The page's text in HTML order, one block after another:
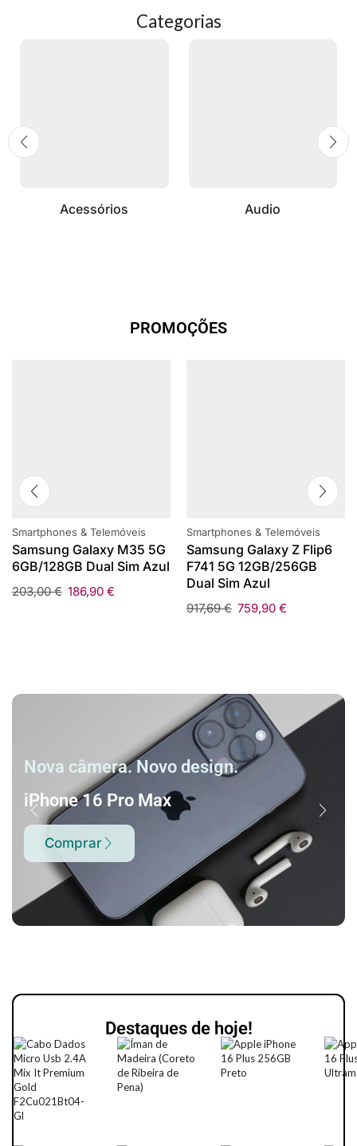
Categorias
Acessórios Audio
PROMOÇÕES
Smartphones & Telemóveis
Samsung Galaxy M35 5G
6GB/128GB Dual Sim Azul
203,00€ 186,90 €
Smartphones & Telemóveis
Samsung Galaxy Z Flip6
F741 5G 12GB/256GB
Dual Sim Azul
917,69€ 759,90 €
Nova câmera. Novo design.
iPhone 16 Pro Max
Comprar
Destaques de hoje!